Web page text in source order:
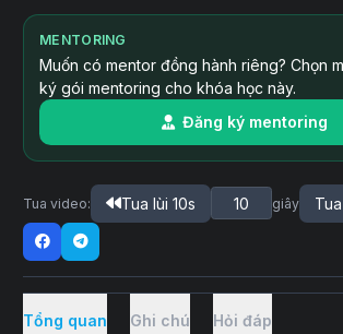
MENTORING
Muốn có mentor đồng hành riêng? Chọn
ký gói mentoring cho khóa học này.
Đăng ký mentoring
Tua video: Tua lùi 10s giây
Tổng quan Ghi chú Hỏi đáp